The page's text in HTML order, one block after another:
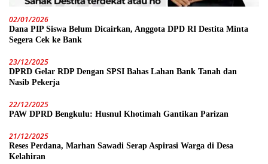
02/01/2026
Dana PIP Siswa Belum Dicairkan, Anggota DPD RI Destita Minta
Segera Cek ke Bank
23/12/2025
DPRD Gelar RDP Dengan SPSI Bahas Lahan Bank Tanah dan
Nasib Pekerja
22/12/2025
PAW DPRD Bengkulu: Husnul Khotimah Gantikan Parizan
21/12/2025
Reses Perdana, Marhan Sawadi Serap Aspirasi Warga di Desa
Kelahiran